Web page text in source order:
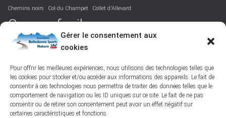
Gérer le consentement aux
cookies
Pour offrir les meilleures expériences, nous utilisons des technologies telles que
les cookies pour stocker et/ou accéder aux informations des appareils. Le fait de
consentir à ces technologies nous permettra de traiter des données telles que le
comportement de navigation ou les ID uniques sur ce site. Le fait de ne pas
consentir ou de retirer son consentement peut avoir un effet négatif sur
certaines caractéristiques et fonctions.
Chemins noirs Col du Champet Collet d'Allevard
Course facile
Grandiose Hurtières Isère
Maurienne Nord-Belledonne orientation Picos de Europa Podcast
Poésie randonnée responsabilité
Réchauffement climatique
Saint-Colomban-des-Villards
ski de randonnée
St François Longchamp
Tôle ondulée
Vallée des Belleville Vie de l'association